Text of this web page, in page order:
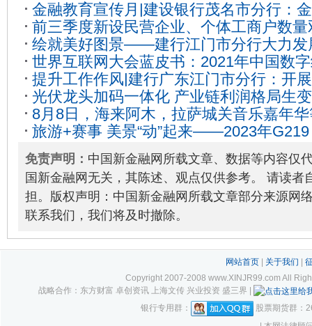
金融教育宣传月|建设银行茂名市分行：
学生的金融互动 2024-10-05
前三季度新设民营企业、个体工商户数
营主体回暖势头明显2023-11-15
绘就美好图景——建行江门市分行大力发
微企业蓬勃发展2023-12-13
世界互联网大会蓝皮书：2021年中国数
亿元2022-11-10
提升工作作风|建行广东江门市分行：开
基层减负调研活动2024-09-24
光伏龙头加码一体化 产业链利润格局生变
8月8日，海来阿木，拉萨城关音乐嘉年
01
旅游+赛事 美景“动”起来——2023年
进山南 2023-06-17
免责声明： 中国新金融网所载文章、数据等内容仅
国新金融网无关，其陈述、观点仅供参考。 请读者
担。版权声明：中国新金融网所载文章部分来源网
联系我们，我们将及时撤除。
网站首页| 关于我们
Copyright 2007-2008 www.XINJR99.com All
战略合作：东方财富 卓创资讯 上海文传 兴业投资 盛三界 |
银行专用群：
股票期货群：